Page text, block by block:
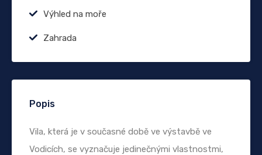
Výhled na moře
Zahrada
Popis
Vila, která je v současné době ve výstavbě ve
Vodicích, se vyznačuje jedinečnými vlastnostmi,